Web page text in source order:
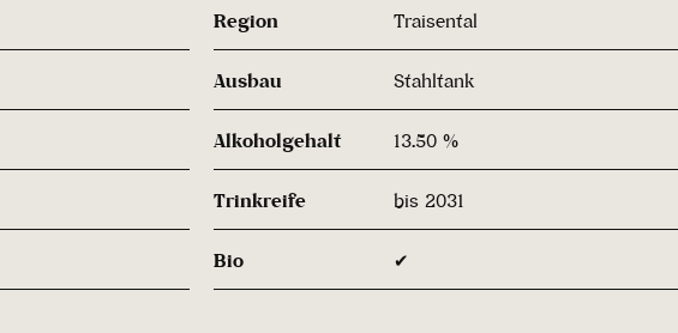
Region Traisental
Ausbau Stahltank
Alkoholgehalt 13.50 %
Trinkreife bis 2031
Bio ✔